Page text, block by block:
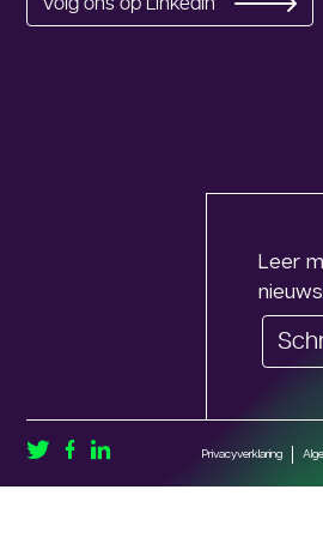
Leer
Privacyverklaring